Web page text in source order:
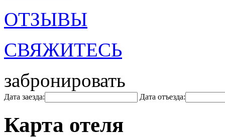
ОТЗЫВЫ
СВЯЖИТЕСЬ
забронировать
Дата заезда: Дата отъезда:
Карта отеля